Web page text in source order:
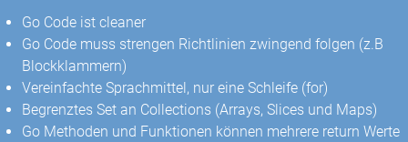
Go Code ist cleaner
Go Code muss strengen Richtlinien zwingend folgen (z.B
Blockklammern)
Vereinfachte Sprachmittel, nur eine Schleife (for)
Begrenztes Set an Collections (Arrays, Slices und Maps)
Go Methoden und Funktionen können mehrere return Werte